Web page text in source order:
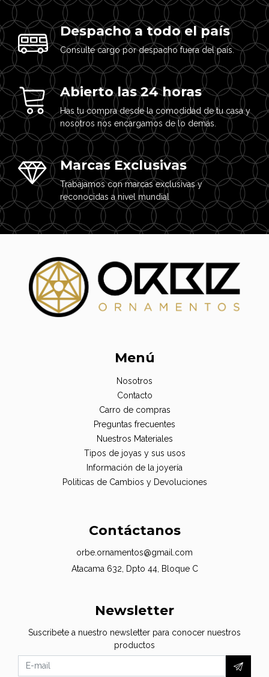
Despacho a todo el país
Consulte cargo por despacho fuera del país.
Abierto las 24 horas
Has tu compra desde la comodidad de tu casa y
nosotros nos encargamos de lo demás.
Marcas Exclusivas
Trabajamos con marcas exclusivas y
reconocidas a nivel mundial
Menú
Nosotros
Contacto
Carro de compras
Preguntas frecuentes
Nuestros Materiales
Tipos de joyas y sus usos
Información de la joyería
Politicas de Cambios y Devoluciones
Contáctanos
orbe.ornamentos@gmail.com
Atacama 632, Dpto 44, Bloque C
Newsletter
Suscribete a nuestro newsletter para conocer nuestros
productos